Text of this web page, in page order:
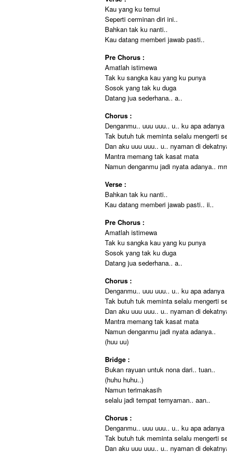
Kau yang ku temui
Seperti cerminan diri ini..
Bahkan tak ku nanti..
Kau datang memberi jawab pasti..
Pre Chorus :
Amatlah istimewa
Tak ku sangka kau yang ku punya
Sosok yang tak ku duga
Datang jua sederhana.. a..
Chorus :
Denganmu.. uuu uuu.. u.. ku apa adanya
Tak butuh tuk meminta selalu mengerti
Dan aku uuu uuu.. u.. nyaman di
Mantra memang tak kasat mata
Namun denganmu jadi nyata adanya..
Verse :
Bahkan tak ku nanti..
Kau datang memberi jawab pasti.. ii..
Pre Chorus :
Amatlah istimewa
Tak ku sangka kau yang ku punya
Sosok yang tak ku duga
Datang jua sederhana.. a..
Chorus :
Denganmu.. uuu uuu.. u.. ku apa adanya
Tak butuh tuk meminta selalu mengerti
Dan aku uuu uuu.. u.. nyaman di
Mantra memang tak kasat mata
Namun denganmu jadi nyata adanya..
(huu uu)
Bridge :
Bukan rayuan untuk nona dari.. tuan..
(huhu huhu..)
Namun terimakasih
selalu jadi tempat ternyaman.. aan..
Chorus :
Denganmu.. uuu uuu.. u.. ku apa adanya
Tak butuh tuk meminta selalu mengerti
Dan aku uuu uuu.. u.. nyaman di